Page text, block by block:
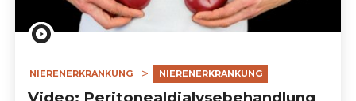
NIERENERKRANKUNG NIERENERKRANKUNG
Video: Peritonealdialysebehandlung